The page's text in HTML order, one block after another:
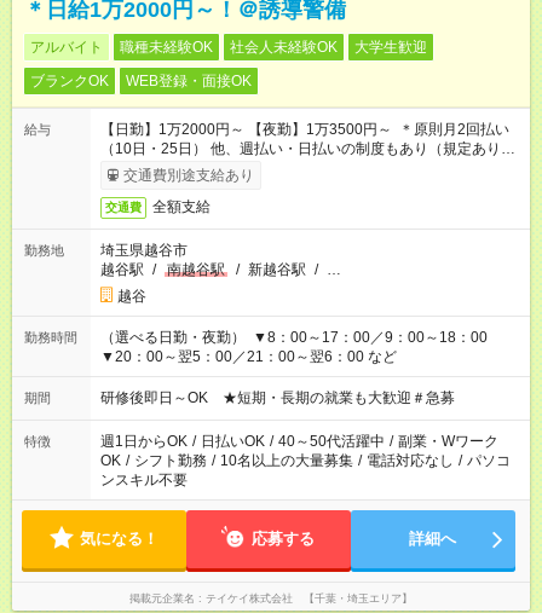
＊日給1万2000円～！＠誘導警備
アルバイト 職種未経験OK 社会人未経験OK
大学生歓迎
ブランクOK
WEB登録・面接OK
給与
【日勤】1万2000円～ 【夜勤】1万3500円～ ＊原則月2回払い
（10日・25日） 他、週払い・日払いの制度もあり（規定あり）
＃日収1万円以上
交通費別途支給あり
交通費 全額支給
勤務地
埼玉県越谷市
越谷駅 / 南越谷駅 / 新越谷駅 / …
越谷
勤務時間
（選べる日勤・夜勤） ▼8：00～17：00／9：00～18：00
▼20：00～翌5：00／21：00～翌6：00 など
期間 研修後即日～OK ★短期・長期の就業も大歓迎＃急募
特徴 週1日からOK / 日払いOK / 40～50代活躍中 / 副業・Wワーク
OK / シフト勤務 / 10名以上の大量募集 / 電話対応なし / パソコ
ンスキル不要
気になる！ 応募する 詳細へ
掲載元企業名 テイケイ株式会社 【千葉・埼玉エリア】